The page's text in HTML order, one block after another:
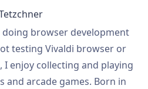
doing browser development
testing Vivaldi browser or
enjoy collecting and playing
and arcade games. Born in